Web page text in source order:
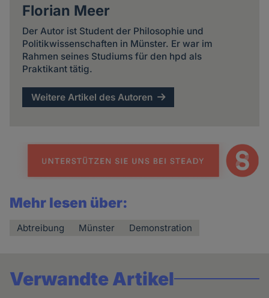
Florian Meer
Der Autor ist Student der Philosophie und
Politikwissenschaften in Münster. Er war im
Rahmen seines Studiums für den hpd als
Praktikant tätig.
Weitere Artikel des Autoren
Mehr lesen über:
Abtreibung Münster Demonstration
Verwandte Artikel